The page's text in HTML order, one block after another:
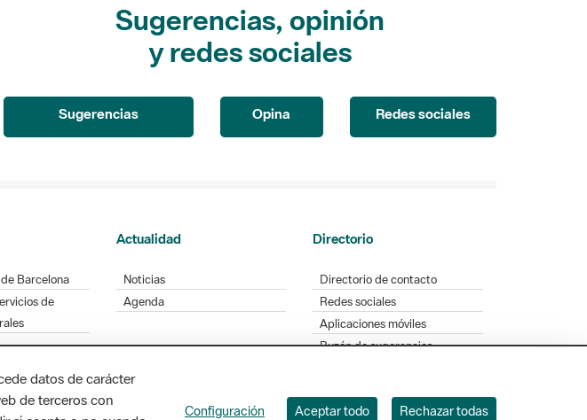
Sugerencias, opinión
y redes sociales
Sugerencias Opina Redes sociales
Barcelona
de
Actualidad
Noticias
Agenda
Directorio
Directorio de contacto
Redes sociales
Aplicaciones móviles
Buzón de sugerencias
datos de carácter
de terceros con
Configuración Aceptar todo Rechazar todas